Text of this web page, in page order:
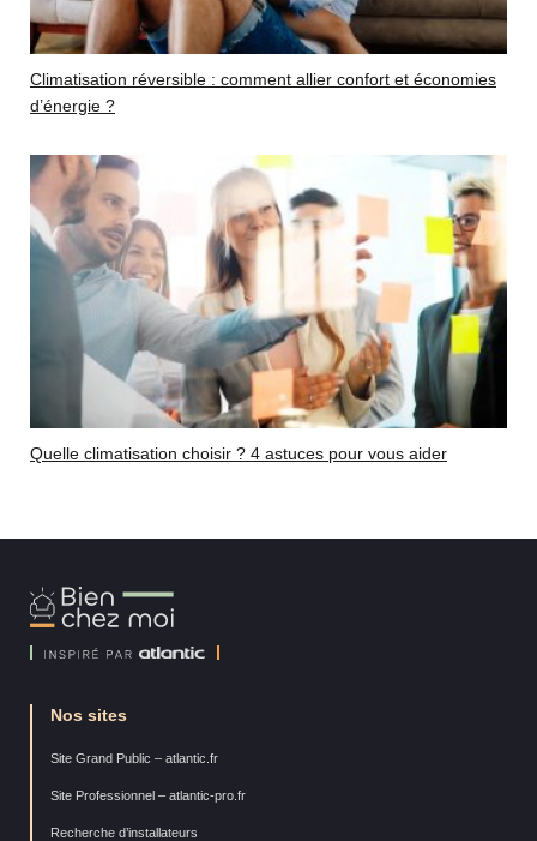
Climatisation réversible : comment allier confort et économies
d’énergie ?
Quelle climatisation choisir ? 4 astuces pour vous aider
Bien
Chez
Nos sites
Site Grand Public – atlantic.fr
Site Professionnel – atlantic-pro.fr
Recherche d’installateurs